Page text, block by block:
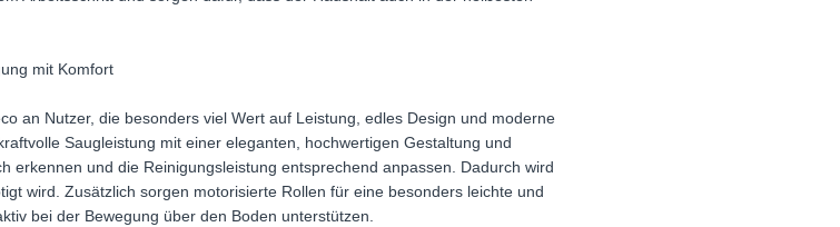
mit Komfort
an Nutzer, die besonders viel Wert auf Leistung, edles Design und moderne
Saugleistung mit einer eleganten, hochwertigen Gestaltung und
erkennen und die Reinigungsleistung entsprechend anpassen. Dadurch wird
wird. Zusätzlich sorgen motorisierte Rollen für eine besonders leichte und
bei der Bewegung über den Boden unterstützen.